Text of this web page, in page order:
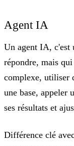
Agent IA
Un agent IA, c'est
répondre, mais
complexe, utiliser
une base, appeler
ses résultats et
Différence clé